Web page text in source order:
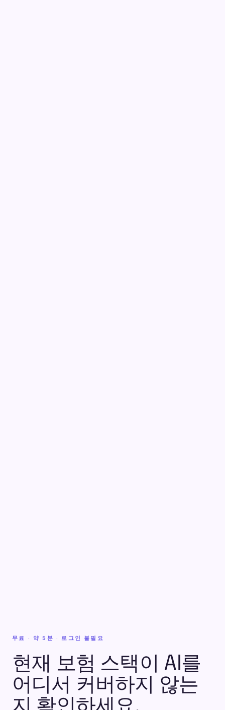
무료 · 약 5분 · 로그인 불필요
현재 보험 스택이 AI를
어디서 커버하지 않는
지 확인하세요.